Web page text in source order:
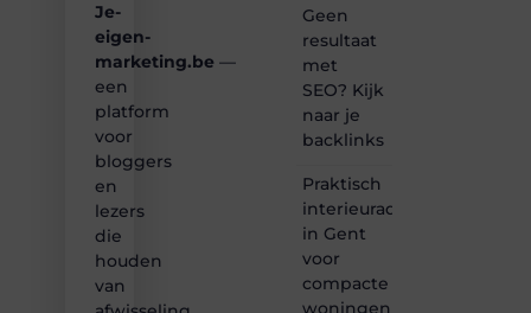
Je-
eigen-
marketing.be —
een
platform
voor
bloggers
en
lezers
die
houden
van
Geen
resultaat
met
SEO? Kijk
naar je
backlinks
Praktisch
interieuradvies
in Gent
voor
compacte
woningen